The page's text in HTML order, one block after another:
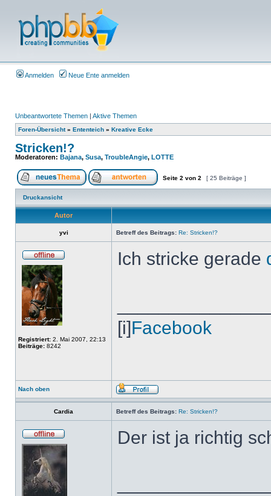
Anmelden Neue Ente anmelden
Unbeantwortete Themen | Aktive Themen
Foren-Übersicht» Ententeich » Kreative Ecke
Stricken!?
Moderatoren: Bajana, Susa, TroubleAngie, LOTTE
Seite 2 von 2 [ 25 Beiträge ]
Druckansicht
Autor
yvi Betreff des Beitrags: Re: Stricken!?
Registriert: 2. Mai 2007, 22:13
Beiträge: 8242
Ich stricke gerade
[i]Facebook
Nach oben
Cardia Betreff des Beitrags: Re: Stricken!?
Der ist ja richtig